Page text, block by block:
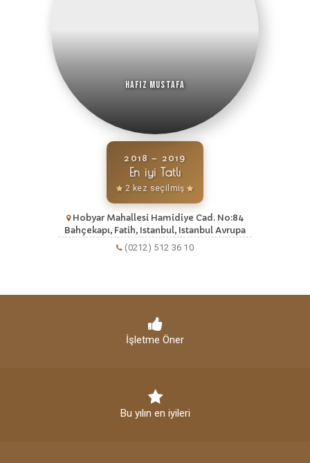
Hafız Mustafa
2018 – 2019
En iyi Tatlı
2 kez seçilmiş
Hobyar Mahallesi Hamidiye Cad. No:84
Bahçekapı, Fatih, Istanbul, Istanbul Avrupa
(0212) 512 36 10
İşletme Öner
Bu yılın en iyileri